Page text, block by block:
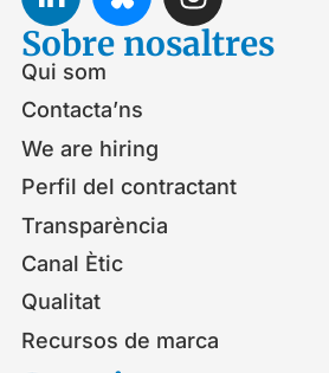
Sobre nosaltres
Qui som
Contacta’ns
We are hiring
Perfil del contractant
Transparència
Canal Ètic
Qualitat
Recursos de marca